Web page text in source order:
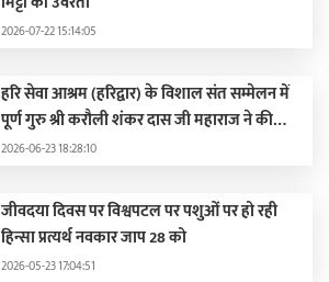
2026-07-22 15:14:05
हरि सेवा आश्रम (हरिद्वार) के विशाल संत सम्मेलन में
पूर्ण गुरु श्री करौली शंकर दास जी महाराज ने की
सहभागिता, मुख्यमंत्री और दिग्गज संतों द्वारा हुए
2026-06-23 18:28:10
जीवदया दिवस पर विश्वपटल पर पशुओं पर हो रही
हिन्सा प्रत्यर्थ नवकार जाप 28 को
2026-05-23 17:04:51